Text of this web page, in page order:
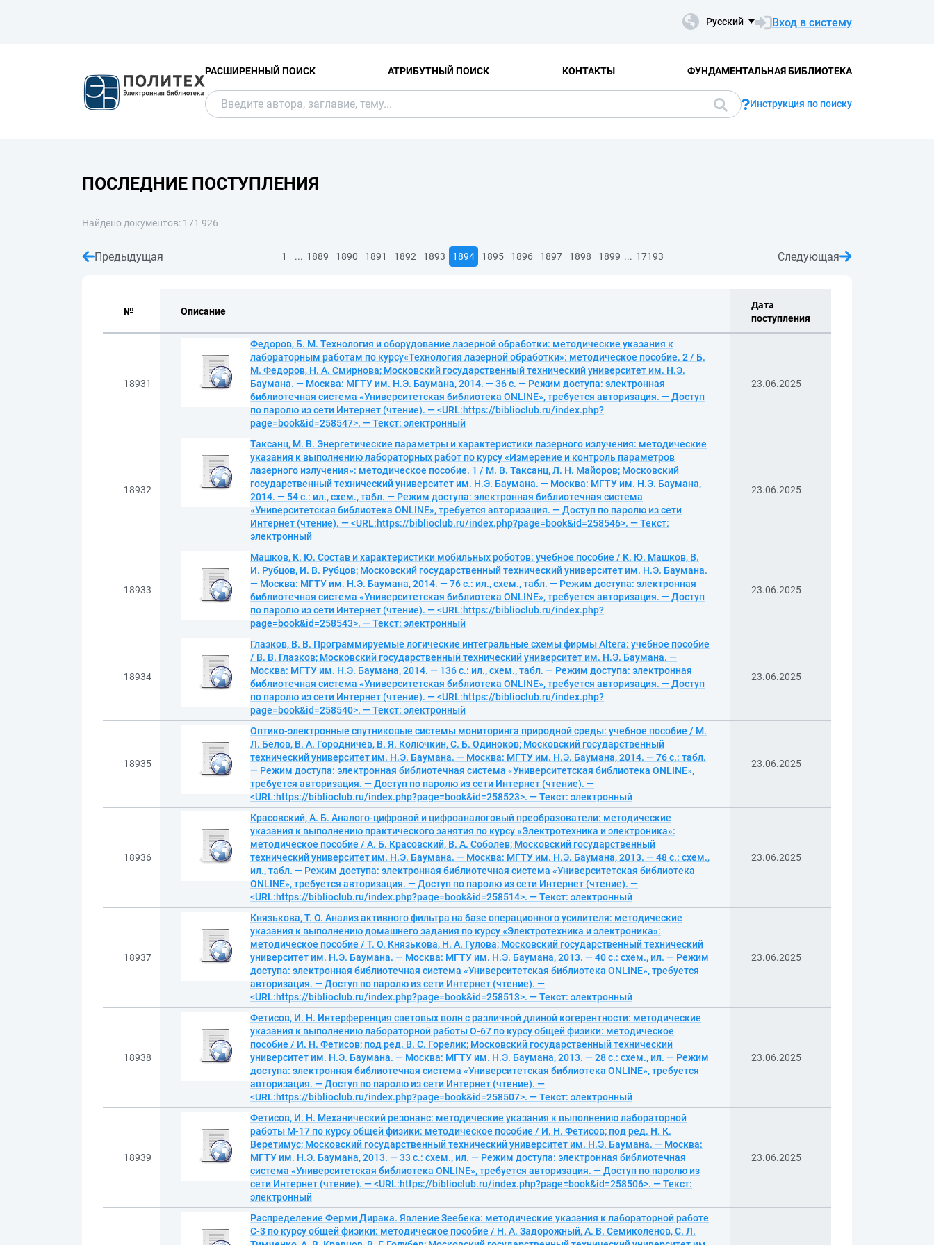
Русский Вход в систему
РАСШИРЕННЫЙ ПОИСК АТРИБУТНЫЙ ПОИСК КОНТАКТЫ ФУНДАМЕНТАЛЬНАЯ БИБЛИОТЕКА
Инструкция по поиску
ПОСЛЕДНИЕ ПОСТУПЛЕНИЯ
Найдено документов: 171 926
Предыдущая 1 ... 1889 1890 1891 1892 1893 1894 1895 1896 1897 1898 1899 ... 17193 Следующая
№ Описание
Дата
поступления
18931
Федоров, Б. М. Технология и оборудование лазерной обработки: методические указания к
лабораторным работам по курсу«Технология лазерной обработки»: методическое пособие. 2 / Б.
М. Федоров, Н. А. Смирнова; Московский государственный технический университет им. Н.Э.
Баумана. — Москва: МГТУ им. Н.Э. Баумана, 2014. — 36 с. — Режим доступа: электронная
библиотечная система «Университетская библиотека ONLINE», требуется авторизация. — Доступ
по паролю из сети Интернет (чтение). — <URL:https://biblioclub.ru/index.php?
page=book&id=258547>. — Текст: электронный
23.06.2025
18932
Таксанц, М. В. Энергетические параметры и характеристики лазерного излучения: методические
указания к выполнению лабораторных работ по курсу «Измерение и контроль параметров
лазерного излучения»: методическое пособие. 1 / М. В. Таксанц, Л. Н. Майоров; Московский
государственный технический университет им. Н.Э. Баумана. — Москва: МГТУ им. Н.Э. Баумана,
2014. — 54 с.: ил., схем., табл. — Режим доступа: электронная библиотечная система
«Университетская библиотека ONLINE», требуется авторизация. — Доступ по паролю из сети
Интернет (чтение). — <URL:https://biblioclub.ru/index.php?page=book&id=258546>. — Текст:
электронный
23.06.2025
18933
Машков, К. Ю. Состав и характеристики мобильных роботов: учебное пособие / К. Ю. Машков, В.
И. Рубцов, И. В. Рубцов; Московский государственный технический университет им. Н.Э. Баумана.
— Москва: МГТУ им. Н.Э. Баумана, 2014. — 76 с.: ил., схем., табл. — Режим доступа: электронная
библиотечная система «Университетская библиотека ONLINE», требуется авторизация. — Доступ
по паролю из сети Интернет (чтение). — <URL:https://biblioclub.ru/index.php?
page=book&id=258543>. — Текст: электронный
23.06.2025
18934
Глазков, В. В. Программируемые логические интегральные схемы фирмы Altera: учебное пособие
/ В. В. Глазков; Московский государственный технический университет им. Н.Э. Баумана. —
Москва: МГТУ им. Н.Э. Баумана, 2014. — 136 с.: ил., схем., табл. — Режим доступа: электронная
библиотечная система «Университетская библиотека ONLINE», требуется авторизация. — Доступ
по паролю из сети Интернет (чтение). — <URL:https://biblioclub.ru/index.php?
page=book&id=258540>. — Текст: электронный
23.06.2025
18935
Оптико-электронные спутниковые системы мониторинга природной среды: учебное пособие / М.
Л. Белов, В. А. Городничев, В. Я. Колючкин, С. Б. Одиноков; Московский государственный
технический университет им. Н.Э. Баумана. — Москва: МГТУ им. Н.Э. Баумана, 2014. — 76 с.: табл.
— Режим доступа: электронная библиотечная система «Университетская библиотека ONLINE»,
требуется авторизация. — Доступ по паролю из сети Интернет (чтение). —
<URL:https://biblioclub.ru/index.php?page=book&id=258523>. — Текст: электронный
23.06.2025
18936
Красовский, А. Б. Аналого-цифровой и цифроаналоговый преобразователи: методические
указания к выполнению практического занятия по курсу «Электротехника и электроника»:
методическое пособие / А. Б. Красовский, В. А. Соболев; Московский государственный
технический университет им. Н.Э. Баумана. — Москва: МГТУ им. Н.Э. Баумана, 2013. — 48 с.: схем.,
ил., табл. — Режим доступа: электронная библиотечная система «Университетская библиотека
ONLINE», требуется авторизация. — Доступ по паролю из сети Интернет (чтение). —
<URL:https://biblioclub.ru/index.php?page=book&id=258514>. — Текст: электронный
23.06.2025
18937
Князькова, Т. О. Анализ активного фильтра на базе операционного усилителя: методические
указания к выполнению домашнего задания по курсу «Электротехника и электроника»:
методическое пособие / Т. О. Князькова, Н. А. Гулова; Московский государственный технический
университет им. Н.Э. Баумана. — Москва: МГТУ им. Н.Э. Баумана, 2013. — 40 с.: схем., ил. — Режим
доступа: электронная библиотечная система «Университетская библиотека ONLINE», требуется
авторизация. — Доступ по паролю из сети Интернет (чтение). —
<URL:https://biblioclub.ru/index.php?page=book&id=258513>. — Текст: электронный
23.06.2025
18938
Фетисов, И. Н. Интерференция световых волн с различной длиной когерентности: методические
указания к выполнению лабораторной работы О-67 по курсу общей физики: методическое
пособие / И. Н. Фетисов; под ред. В. С. Горелик; Московский государственный технический
университет им. Н.Э. Баумана. — Москва: МГТУ им. Н.Э. Баумана, 2013. — 28 с.: схем., ил. — Режим
доступа: электронная библиотечная система «Университетская библиотека ONLINE», требуется
авторизация. — Доступ по паролю из сети Интернет (чтение). —
<URL:https://biblioclub.ru/index.php?page=book&id=258507>. — Текст: электронный
23.06.2025
18939
Фетисов, И. Н. Механический резонанс: методические указания к выполнению лабораторной
работы М-17 по курсу общей физики: методическое пособие / И. Н. Фетисов; под ред. Н. К.
Веретимус; Московский государственный технический университет им. Н.Э. Баумана. — Москва:
МГТУ им. Н.Э. Баумана, 2013. — 33 с.: схем., ил. — Режим доступа: электронная библиотечная
система «Университетская библиотека ONLINE», требуется авторизация. — Доступ по паролю из
сети Интернет (чтение). — <URL:https://biblioclub.ru/index.php?page=book&id=258506>. — Текст:
электронный
23.06.2025
Распределение Ферми Дирака. Явление Зеебека: методические указания к лабораторной работе
С-3 по курсу общей физики: методическое пособие / Н. А. Задорожный, А. В. Семиколенов, С. Л.